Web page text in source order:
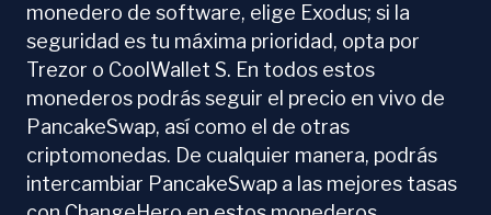
monedero de software, elige Exodus; si la
seguridad es tu máxima prioridad, opta por
Trezor o CoolWallet S. En todos estos
monederos podrás seguir el precio en vivo de
PancakeSwap, así como el de otras
criptomonedas. De cualquier manera, podrás
intercambiar PancakeSwap a las mejores tasas